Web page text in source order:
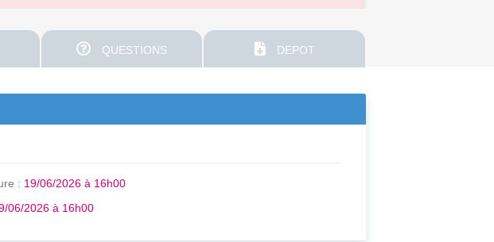
QUESTIONS DEPOT
: 19/06/2026 à 16h00
06/2026 à 16h00